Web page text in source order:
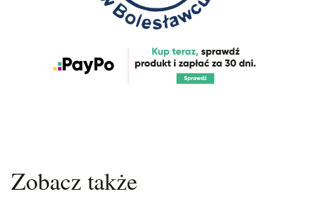
Zobacz także